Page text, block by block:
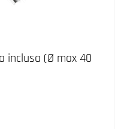
inclusa (Ø max 40